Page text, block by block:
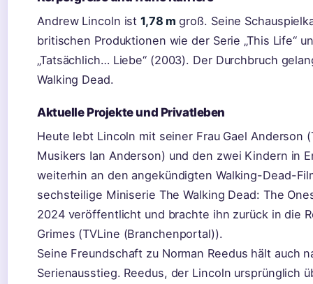
Andrew Lincoln ist1,78 m groß. Seine
britischen Produktionen wie der Serie „This Life“
„Tatsächlich… Liebe“ (2003). Der Durchbruch
Walking Dead.
Aktuelle Projekte und Privatleben
Heute lebt Lincoln mit seiner Frau Gael Anderson
Musikers Ian Anderson) und den zwei Kindern in
weiterhin an den angekündigten Walking-Dead-
sechsteilige Miniserie The Walking Dead: The
2024 veröffentlicht und brachte ihn zurück in die
Grimes (TVLine (Branchenportal)).
Seine Freundschaft zu Norman Reedus hält auch
Serienausstieg. Reedus, der Lincoln ursprünglich